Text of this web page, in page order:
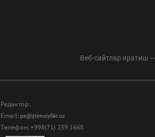
Веб-сайтлар яратиш —
Редактор:
Email: ps@ijtimoiyfikr.uz
Tелефон: +998(71) 239 1668